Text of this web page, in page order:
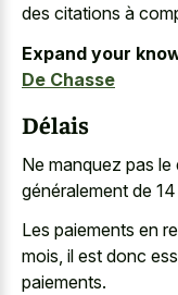
des citations à
Expand your
De Chasse
Délais
Ne manquez pas
généralement de
Les paiements en
mois, il est donc
paiements.